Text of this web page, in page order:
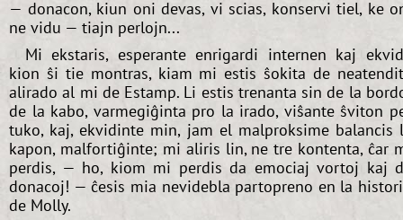
— donacon, kiun oni devas, vi scias, konservi tiel, ke
ne vidu — tiajn perlojn...
Mi ekstaris, esperante enrigardi internen kaj
kion ŝi tie montras, kiam mi estis ŝokita de
alirado al mi de Estamp. Li estis trenanta sin de la
de la kabo, varmegiĝinta pro la irado, viŝante ŝviton
tuko, kaj, ekvidinte min, jam el malproksime balancis
kapon, malfortiĝinte; mi aliris lin, ne tre kontenta, ĉar
perdis, — ho, kiom mi perdis da emociaj vortoj kaj
donacoj! — ĉesis mia nevidebla partopreno en la
de Molly.